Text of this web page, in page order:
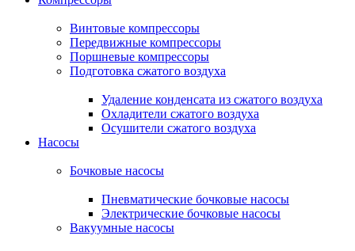
Винтовые компрессоры
Передвижные компрессоры
Поршневые компрессоры
Подготовка сжатого воздуха
Удаление конденсата из сжатого воздуха
Охладители сжатого воздуха
Осушители сжатого воздуха
Насосы
Бочковые насосы
Пневматические бочковые насосы
Электрические бочковые насосы
Вакуумные насосы